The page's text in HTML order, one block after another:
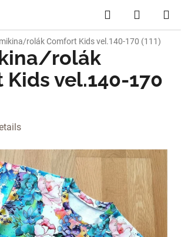
Search
CART
rolák Comfort Kids vel.140-170 (111)
rolák
vel.140-170